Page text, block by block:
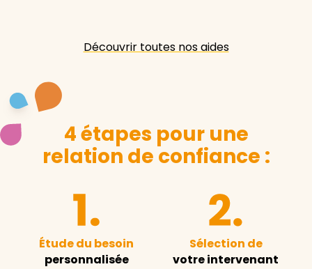
Découvrir toutes nos aides
4 étapes pour une
relation de confiance :
Étude du besoin
personnalisée
Sélection de
votre intervenant